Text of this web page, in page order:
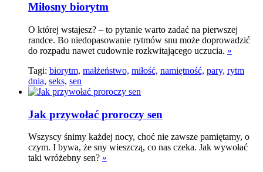
Miłosny biorytm
O której wstajesz? – to pytanie warto zadać na pierwszej
randce. Bo niedopasowanie rytmów snu może doprowadzić
do rozpadu nawet cudownie rozkwitającego uczucia. »
Tagi: biorytm, małżeństwo, miłość, namiętność, pary, rytm
dnia, seks, sen
Jak przywołać proroczy sen
Wszyscy śnimy każdej nocy, choć nie zawsze pamiętamy, o
czym. I bywa, że sny wieszczą, co nas czeka. Jak wywołać
taki wróżebny sen? »